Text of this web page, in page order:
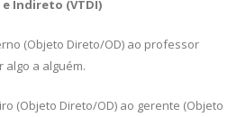
Indireto (VTDI)
(Objeto Direto/OD) ao professor
algo a alguém.
(Objeto Direto/OD) ao gerente (Objeto